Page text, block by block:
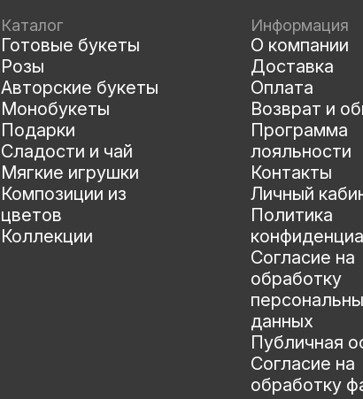
Каталог
Готовые букеты
Розы
Авторские букеты
Монобукеты
Подарки
Сладости и чай
Мягкие игрушки
Композиции из
цветов
Коллекции
Информация
О компании
Доставка
Оплата
Возврат и
Программа
лояльности
Контакты
Личный
Политика
Согласие на
обработку
данных
Публичная
Согласие на
обработку